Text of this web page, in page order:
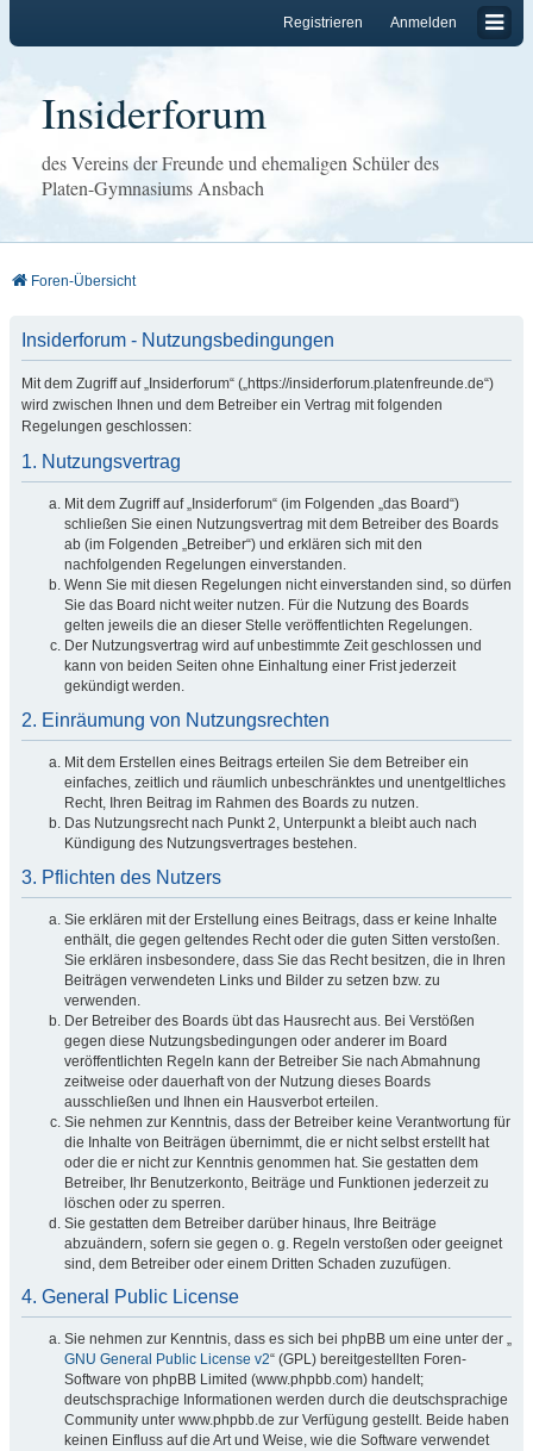
Anmelden
Registrieren
Insiderforum
des Vereins der Freunde und ehemaligen Schüler des
Platen-Gymnasiums Ansbach
Foren-Übersicht
Insiderforum - Nutzungsbedingungen
Mit dem Zugriff auf „Insiderforum“ („https://insiderforum.platenfreunde.de“)
wird zwischen Ihnen und dem Betreiber ein Vertrag mit folgenden
Regelungen geschlossen:
1. Nutzungsvertrag
Mit dem Zugriff auf „Insiderforum“ (im Folgenden „das Board“)
schließen Sie einen Nutzungsvertrag mit dem Betreiber des Boards
ab (im Folgenden „Betreiber“) und erklären sich mit den
nachfolgenden Regelungen einverstanden.
Wenn Sie mit diesen Regelungen nicht einverstanden sind, so dürfen
Sie das Board nicht weiter nutzen. Für die Nutzung des Boards
gelten jeweils die an dieser Stelle veröffentlichten Regelungen.
Der Nutzungsvertrag wird auf unbestimmte Zeit geschlossen und
kann von beiden Seiten ohne Einhaltung einer Frist jederzeit
gekündigt werden.
2. Einräumung von Nutzungsrechten
Mit dem Erstellen eines Beitrags erteilen Sie dem Betreiber ein
einfaches, zeitlich und räumlich unbeschränktes und unentgeltliches
Recht, Ihren Beitrag im Rahmen des Boards zu nutzen.
Das Nutzungsrecht nach Punkt 2, Unterpunkt a bleibt auch nach
Kündigung des Nutzungsvertrages bestehen.
3. Pflichten des Nutzers
Sie erklären mit der Erstellung eines Beitrags, dass er keine Inhalte
enthält, die gegen geltendes Recht oder die guten Sitten verstoßen.
Sie erklären insbesondere, dass Sie das Recht besitzen, die in Ihren
Beiträgen verwendeten Links und Bilder zu setzen bzw. zu
verwenden.
Der Betreiber des Boards übt das Hausrecht aus. Bei Verstößen
gegen diese Nutzungsbedingungen oder anderer im Board
veröffentlichten Regeln kann der Betreiber Sie nach Abmahnung
zeitweise oder dauerhaft von der Nutzung dieses Boards
ausschließen und Ihnen ein Hausverbot erteilen.
Sie nehmen zur Kenntnis, dass der Betreiber keine Verantwortung für
die Inhalte von Beiträgen übernimmt, die er nicht selbst erstellt hat
oder die er nicht zur Kenntnis genommen hat. Sie gestatten dem
Betreiber, Ihr Benutzerkonto, Beiträge und Funktionen jederzeit zu
löschen oder zu sperren.
Sie gestatten dem Betreiber darüber hinaus, Ihre Beiträge
abzuändern, sofern sie gegen o. g. Regeln verstoßen oder geeignet
sind, dem Betreiber oder einem Dritten Schaden zuzufügen.
4. General Public License
Sie nehmen zur Kenntnis, dass es sich bei phpBB um eine unter der „
GNU General Public License v2“ (GPL) bereitgestellten Foren-
Software von phpBB Limited (www.phpbb.com) handelt;
deutschsprachige Informationen werden durch die deutschsprachige
Community unter www.phpbb.de zur Verfügung gestellt. Beide haben
keinen Einfluss auf die Art und Weise, wie die Software verwendet